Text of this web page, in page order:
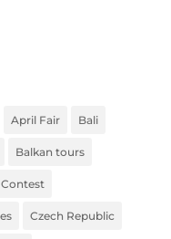
April Fair Bali
Balkan tours
Contest
Czech Republic